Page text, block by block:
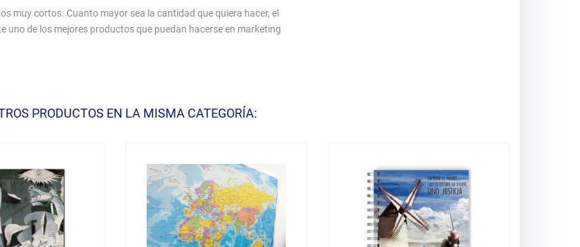
muy cortos. Cuanto mayor sea la cantidad que quiera hacer, el
de los mejores productos que puedan hacerse en marketing
PRODUCTOS EN LA MISMA CATEGORÍA: